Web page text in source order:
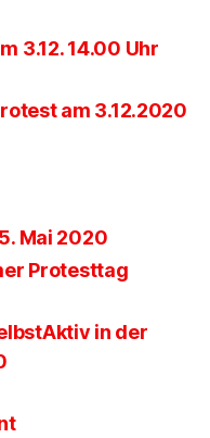
3.12. 14.00 Uhr
am 3.12.2020
Mai 2020
Protesttag
in der